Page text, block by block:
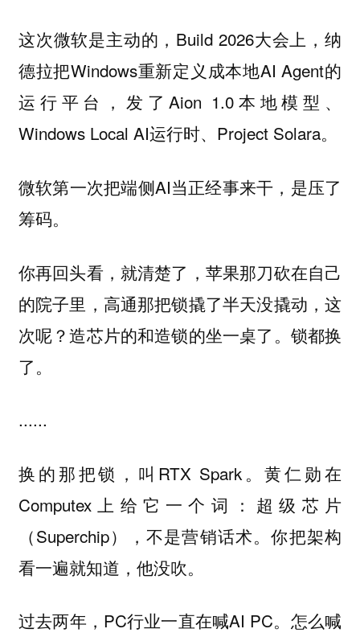
这次微软是主动的，Build 2026大会上，纳
德拉把Windows重新定义成本地AI Agent的
运行平台，发了Aion 1.0本地模型、
Windows Local AI运行时、Project Solara。
微软第一次把端侧AI当正经事来干，是压了
筹码。
你再回头看，就清楚了， 苹果那刀砍在自己
的院子里，高通那把锁撬了半天没撬动，这
次呢？造芯片的和造锁的坐一桌了。锁都换
了。
......
换的那把锁，叫RTX Spark。黄仁勋在
Computex上给它一个词：超级芯片
（Superchip），不是营销话术。你把架构
看一遍就知道，他没吹。
过去两年，PC行业一直在喊AI PC。怎么喊